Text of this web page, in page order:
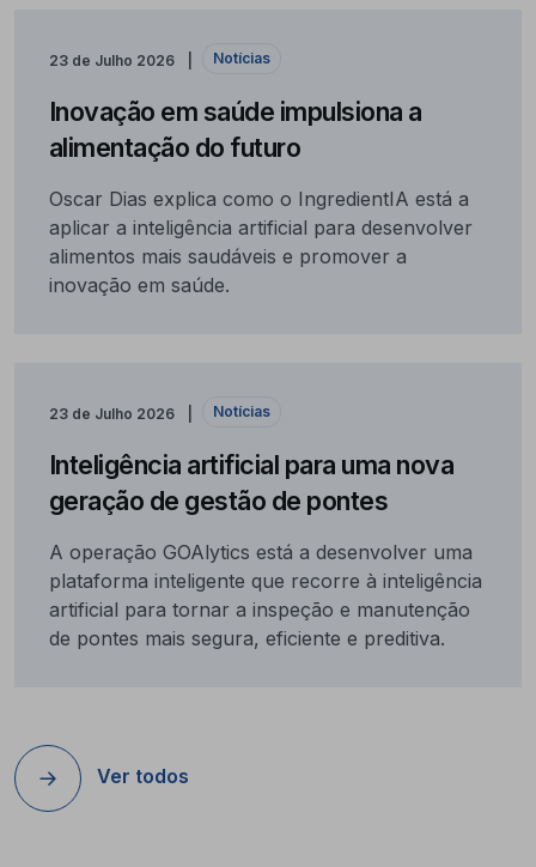
23 de Julho 2026 Notícias
Inovação em saúde impulsiona a
alimentação do futuro
Oscar Dias explica como o IngredientIA está a
aplicar a inteligência artificial para desenvolver
alimentos mais saudáveis e promover a
inovação em saúde.
23 de Julho 2026 Notícias
Inteligência artificial para uma nova
geração de gestão de pontes
A operação GOAlytics está a desenvolver uma
plataforma inteligente que recorre à inteligência
artificial para tornar a inspeção e manutenção
de pontes mais segura, eficiente e preditiva.
Ver todos